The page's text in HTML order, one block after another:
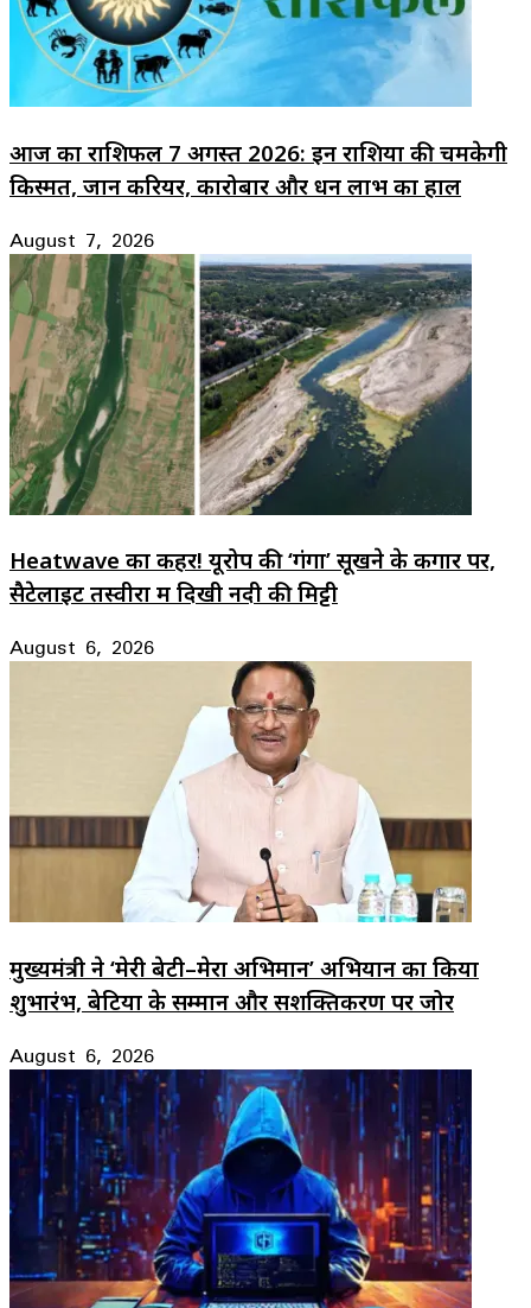
आज का राशिफल 7 अगस्त 2026: इन राशियों की चमकेगी
किस्मत, जानें करियर, कारोबार और धन लाभ का हाल
August 7, 2026
Heatwave का कहर! यूरोप की ‘गंगा’ सूखने के कगार पर,
सैटेलाइट तस्वीरों में दिखी नदी की मिट्टी
August 6, 2026
मुख्यमंत्री ने ‘मेरी बेटी–मेरा अभिमान’ अभियान का किया
शुभारंभ, बेटियों के सम्मान और सशक्तिकरण पर जोर
August 6, 2026